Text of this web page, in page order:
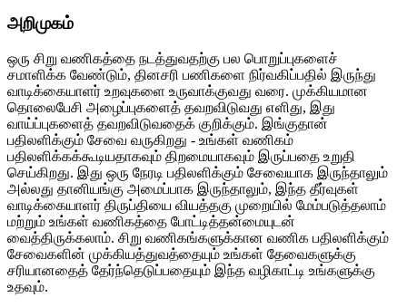
அறிமுகம்
ஒரு சிறு வணிகத்தை நடத்துவதற்கு பல பொறுப்புகளைச்
சமாளிக்க வேண்டும், தினசரி பணிகளை நிர்வகிப்பதில் இருந்து
வாடிக்கையாளர் உறவுகளை உருவாக்குவது வரை. முக்கியமான
தொலைபேசி அழைப்புகளைத் தவறவிடுவது எளிது, இது
வாய்ப்புகளைத் தவறவிடுவதைக் குறிக்கும். இங்குதான்
பதிலளிக்கும் சேவை வருகிறது - உங்கள் வணிகம்
பதிலளிக்கக்கூடியதாகவும் திறமையாகவும் இருப்பதை உறுதி
செய்கிறது. இது ஒரு நேரடி பதிலளிக்கும் சேவையாக இருந்தாலும்
அல்லது தானியங்கு அமைப்பாக இருந்தாலும், இந்த தீர்வுகள்
வாடிக்கையாளர் திருப்தியை வியத்தகு முறையில் மேம்படுத்தலாம்
மற்றும் உங்கள் வணிகத்தை போட்டித்தன்மையுடன்
வைத்திருக்கலாம். சிறு வணிகங்களுக்கான வணிக பதிலளிக்கும்
சேவைகளின் முக்கியத்துவத்தையும் உங்கள் தேவைகளுக்கு
சரியானதைத் தேர்ந்தெடுப்பதையும் இந்த வழிகாட்டி உங்களுக்கு
உதவும்.